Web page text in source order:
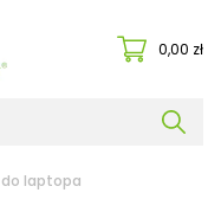
0,00 zł
laptopa